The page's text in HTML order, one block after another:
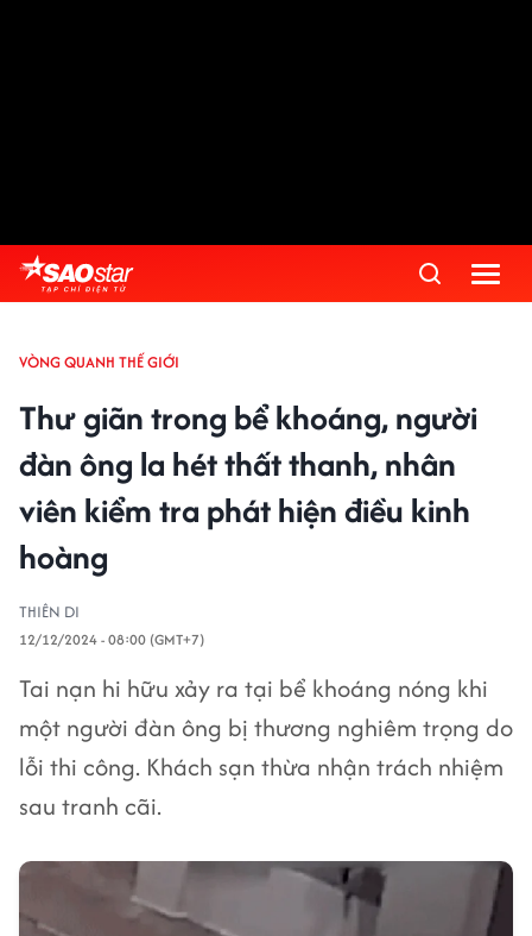
VÒNG QUANH THẾ GIỚI
Thư giãn trong bể khoáng, người
đàn ông la hét thất thanh, nhân
viên kiểm tra phát hiện điều kinh
hoàng
THIÊN DI
12/12/2024 - 08:00 (GMT+7)
Tai nạn hi hữu xảy ra tại bể khoáng nóng khi
một người đàn ông bị thương nghiêm trọng do
lỗi thi công. Khách sạn thừa nhận trách nhiệm
sau tranh cãi.